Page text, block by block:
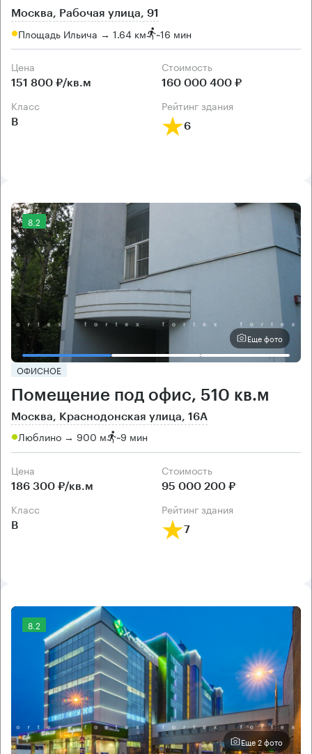
Москва, Рабочая улица, 91
Площадь Ильича → 1.64 км ~16 мин
Цена
151 800 ₽/кв.м
Cтоимость
160 000 400 ₽
класс
B
рейтинг здания
6
8.2
Еще фото
ОФИСНОЕ
Помещение под офис, 510 кв.м
Москва, Краснодонская улица, 16А
Люблино → 900 м ~9 мин
Цена
186 300 ₽/кв.м
Cтоимость
95 000 200 ₽
класс
B
рейтинг здания
7
8.2
Еще 2 фото